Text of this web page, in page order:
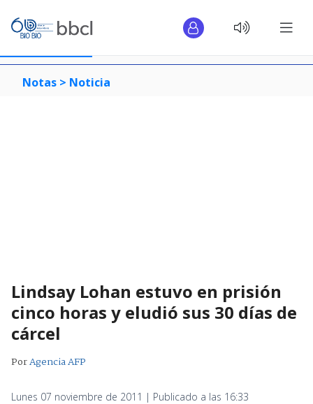
Notas > Noticia
Lindsay Lohan estuvo en prisión
cinco horas y eludió sus 30 días de
cárcel
PorAgencia AFP
Lunes 07 noviembre de 2011 | Publicado a las 16:33